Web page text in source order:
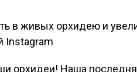
орхидеи! Наша